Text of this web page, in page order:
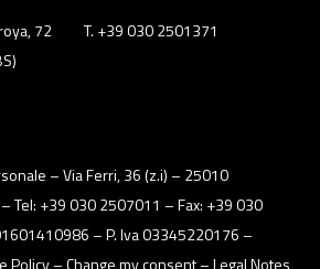
72
T. +39 030 2501371
– Via Ferri, 36 (z.i) – 25010
Tel: +39 030 2507011 – Fax: +39 030
– P. Iva 03345220176 –
Policy –Change my consent–Legal Notes